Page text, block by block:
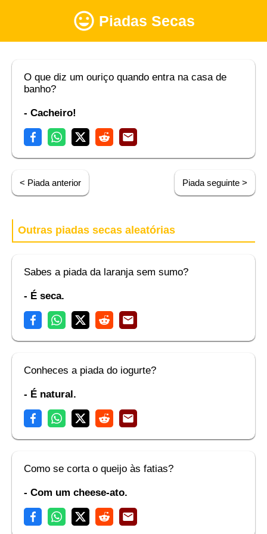
Piadas Secas
O que diz um ouriço quando entra na casa de
banho?
- Cacheiro!
< Piada anterior Piada seguinte >
Outras piadas secas aleatórias
Sabes a piada da laranja sem sumo?
- É seca.
Conheces a piada do iogurte?
- É natural.
Como se corta o queijo às fatias?
- Com um cheese-ato.